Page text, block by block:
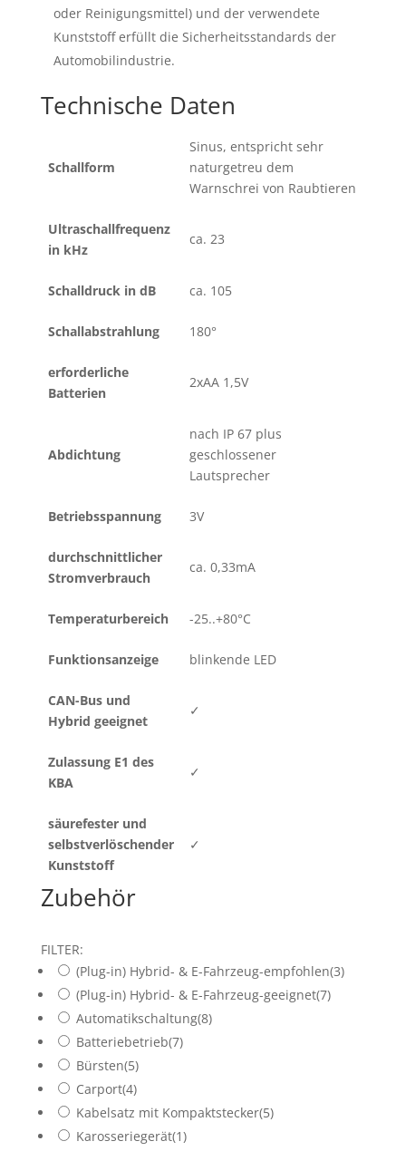
oder Reinigungsmittel) und der verwendete
Kunststoff erfüllt die Sicherheitsstandards der
Automobilindustrie.
Technische Daten
Schallform
Sinus, entspricht sehr
naturgetreu dem
Warnschrei von Raubtieren
Ultraschallfrequenz
in kHz
ca. 23
Schalldruck in dB ca. 105
Schallabstrahlung 180°
erforderliche
Batterien
2xAA 1,5V
Abdichtung
nach IP 67 plus
geschlossener
Lautsprecher
Betriebsspannung 3V
durchschnittlicher
Stromverbrauch
ca. 0,33mA
Temperaturbereich -25..+80°C
Funktionsanzeige blinkende LED
CAN-Bus und
Hybrid geeignet
✓
Zulassung E1 des
KBA
✓
säurefester und
selbstverlöschender
Kunststoff
✓
Zubehör
FILTER:
(Plug-in) Hybrid- & E-Fahrzeug-empfohlen(3)
(Plug-in) Hybrid- & E-Fahrzeug-geeignet(7)
Automatikschaltung(8)
Batteriebetrieb(7)
Bürsten(5)
Carport(4)
Kabelsatz mit Kompaktstecker(5)
Karosseriegerät(1)